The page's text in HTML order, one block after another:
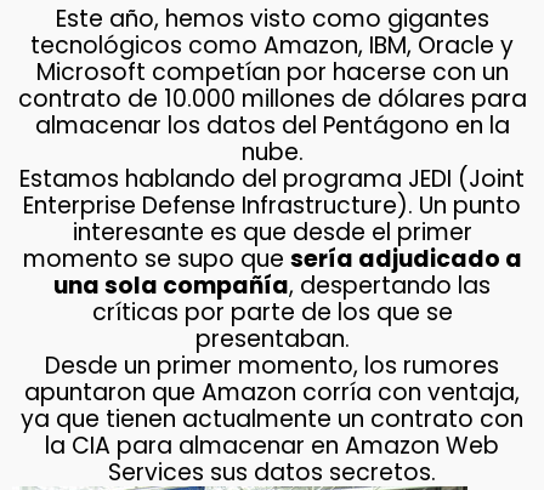
Este año, hemos visto como gigantes
tecnológicos como Amazon, IBM, Oracle y
Microsoft competían por hacerse con un
contrato de 10.000 millones de dólares para
almacenar los datos del Pentágono en la
nube.
Estamos hablando del programa JEDI (Joint
Enterprise Defense Infrastructure). Un punto
interesante es que desde el primer
momento se supo que sería adjudicado a
una sola compañía, despertando las
críticas por parte de los que se
presentaban.
Desde un primer momento, los rumores
apuntaron que Amazon corría con ventaja,
ya que tienen actualmente un contrato con
la CIA para almacenar en Amazon Web
Services sus datos secretos.